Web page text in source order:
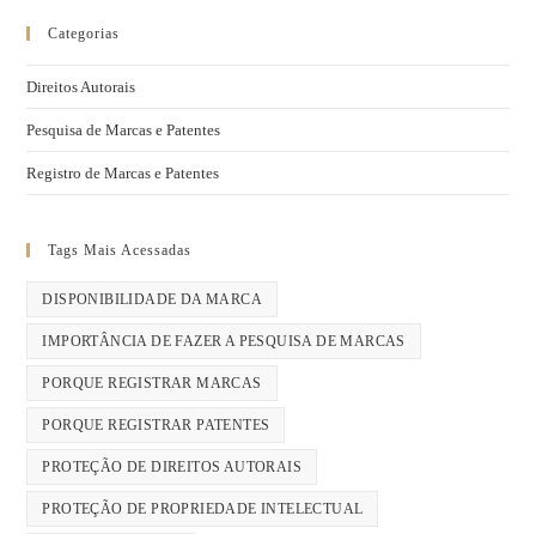
Categorias
Direitos Autorais
Pesquisa de Marcas e Patentes
Registro de Marcas e Patentes
Tags Mais Acessadas
DISPONIBILIDADE DA MARCA
IMPORTÂNCIA DE FAZER A PESQUISA DE MARCAS
PORQUE REGISTRAR MARCAS
PORQUE REGISTRAR PATENTES
PROTEÇÃO DE DIREITOS AUTORAIS
PROTEÇÃO DE PROPRIEDADE INTELECTUAL